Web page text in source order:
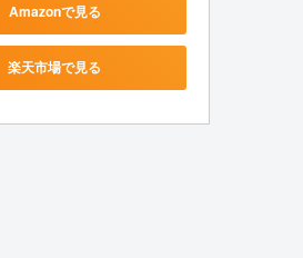
Amazonで見る
楽天市場で見る